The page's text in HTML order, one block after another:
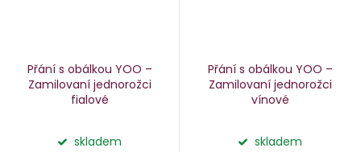
Přání s obálkou YOO –
Zamilovaní jednorožci
fialové
skladem
Přání s obálkou YOO –
Zamilovaní jednorožci
vínové
skladem